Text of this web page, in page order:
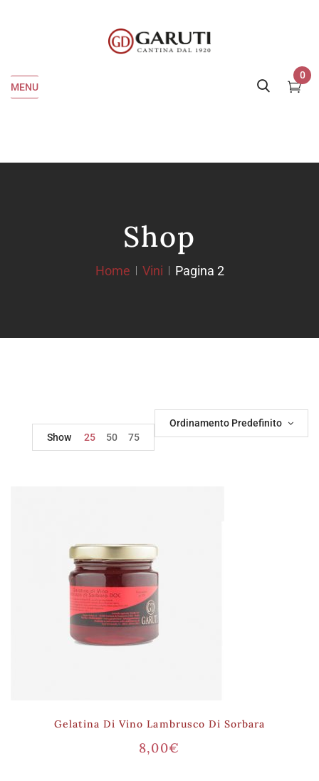
MENU
0
Shop
Home Vini Pagina 2
Ordinamento Predefinito
Show
25 50 75
Gelatina Di Vino Lambrusco Di Sorbara
8,00€